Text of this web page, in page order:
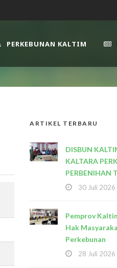
PERKEBUNAN KALTIM
ARTIKEL TERBARU
DISBUN
KALTARA
PERBENIHAN
30 Juli 2026
Pemprov
Hak
Perkebunan
28 Juli 2026